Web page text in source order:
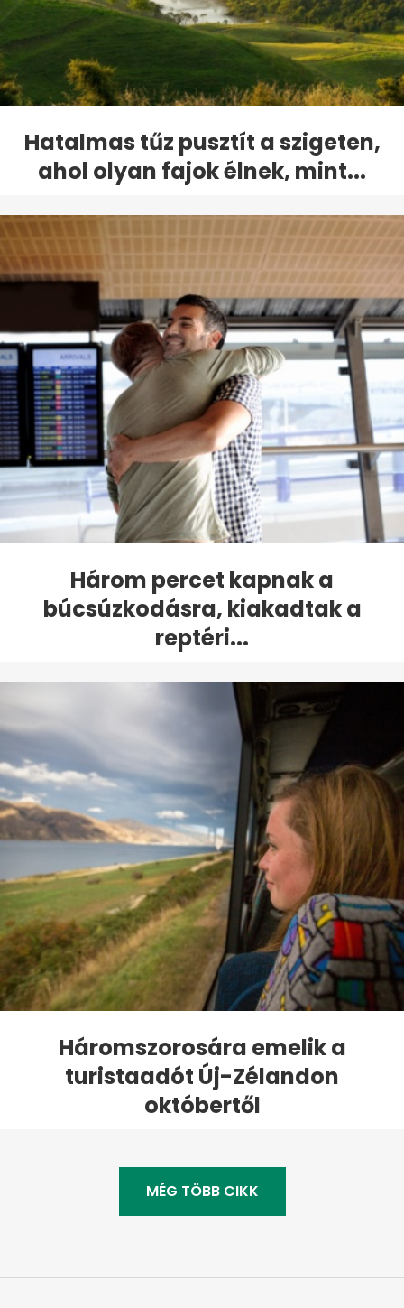
Hatalmas tűz pusztít a szigeten,
ahol olyan fajok élnek, mint...
Három percet kapnak a
búcsúzkodásra, kiakadtak a
reptéri...
Háromszorosára emelik a
turistaadót Új-Zélandon
októbertől
MÉG TÖBB CIKK